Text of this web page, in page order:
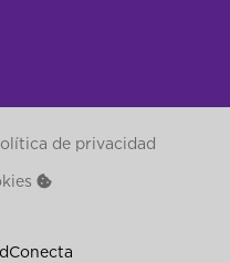
de privacidad